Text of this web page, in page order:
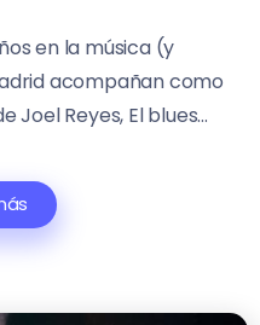
en la música (y
acompañan como
Joel Reyes, El blues...